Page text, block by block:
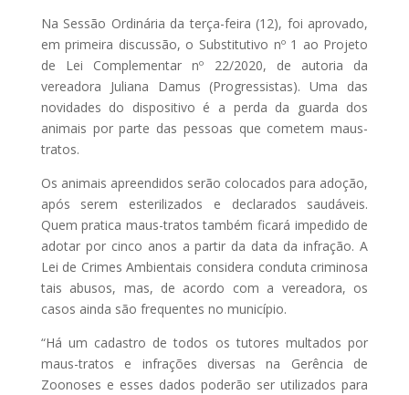
Na Sessão Ordinária da terça-feira (12), foi aprovado,
em primeira discussão, o Substitutivo nº 1 ao Projeto
de Lei Complementar nº 22/2020, de autoria da
vereadora Juliana Damus (Progressistas). Uma das
novidades do dispositivo é a perda da guarda dos
animais por parte das pessoas que cometem maus-
tratos.
Os animais apreendidos serão colocados para adoção,
após serem esterilizados e declarados saudáveis.
Quem pratica maus-tratos também ficará impedido de
adotar por cinco anos a partir da data da infração. A
Lei de Crimes Ambientais considera conduta criminosa
tais abusos, mas, de acordo com a vereadora, os
casos ainda são frequentes no município.
“Há um cadastro de todos os tutores multados por
maus-tratos e infrações diversas na Gerência de
Zoonoses e esses dados poderão ser utilizados para